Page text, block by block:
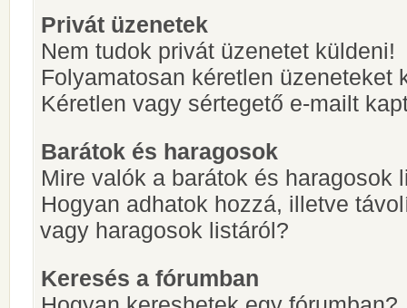
Privát üzenetek
Nem tudok privát üzenetet küldeni!
Folyamatosan kéretlen üzeneteket
Kéretlen vagy sértegető e-mailt
Barátok és haragosok
Mire valók a barátok és haragosok
Hogyan adhatok hozzá, illetve
vagy haragosok listáról?
Keresés a fórumban